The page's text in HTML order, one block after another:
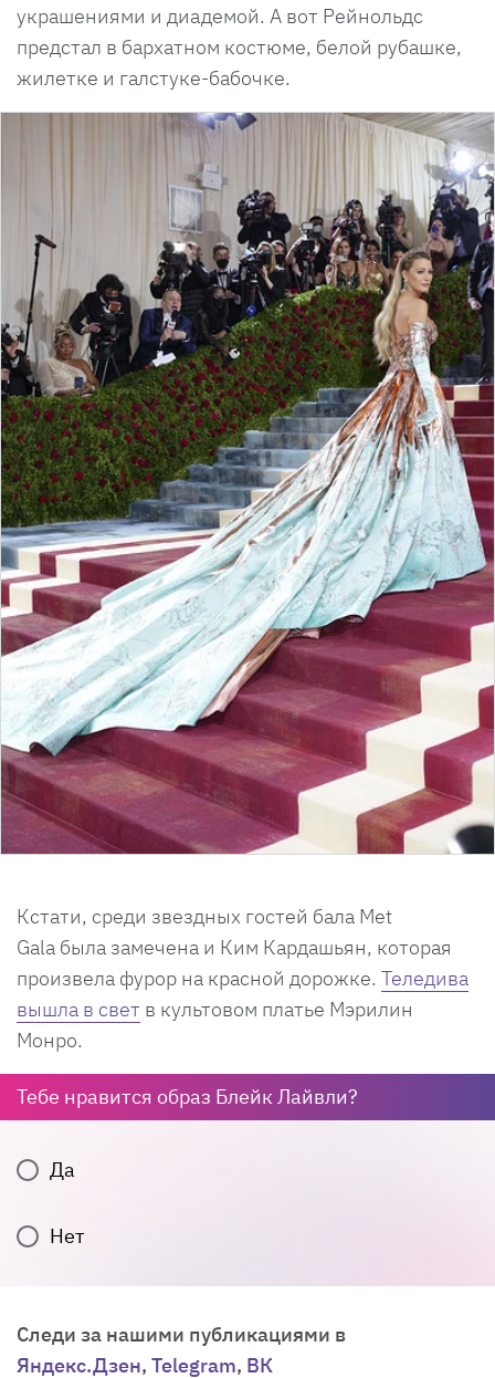
украшениями и диадемой. А вот Рейнольдс
предстал в бархатном костюме, белой рубашке,
жилетке и галстуке-бабочке.
Кстати, среди звездных гостей бала Met
Gala была замечена и Ким Кардашьян, которая
произвела фурор на красной дорожке. Теледива
вышла в свет в культовом платье Мэрилин
Монро.
Тебе нравится образ Блейк Лайвли?
Да
Нет
Следи за нашими публикациями в
Яндекс.Дзен, Telegram, ВК